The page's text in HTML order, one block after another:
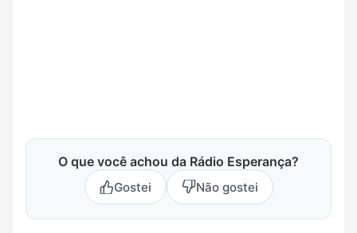
O que você achou da Rádio Esperança?
Gostei Não gostei